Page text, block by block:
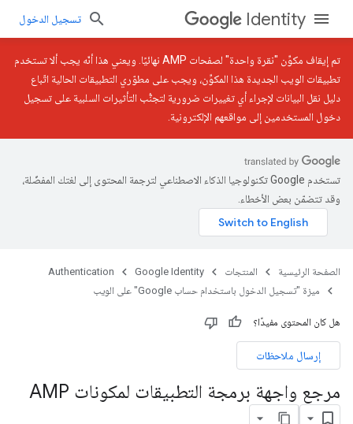
Identity تسجيل الدخول
تم إيقاف مكوِّن "نقرة واحدة" لصفحات AMP نهائيًا. ويعني هذا أنّه يجب ألا تستخدم
تطبيقات الويب الجديدة هذا المكوِّن، ويجب على مطوّري التطبيقات الحالية اتّباع
دليل نقل البيانات لإجراء أي تغييرات ضرورية لتجنُّب التأثيرات السلبية على تسجيل
دخول المستخدمين إلى مواقعهم الإلكترونية.
تستخدم Google تكنولوجيا الذكاء الاصطناعي لترجمة المحتوى إلى لغتك المفضّلة،
وقد تتضمّن بعض الأخطاء.
الصفحة الرئيسية المنتجات Google Identity
Authentication
ميزة "تسجيل الدخول باستخدام حساب Google" على الويب
هل كان المحتوى مفيدًا؟
إرسال ملاحظات
مرجع واجهة برمجة التطبيقات لمكونات AMP